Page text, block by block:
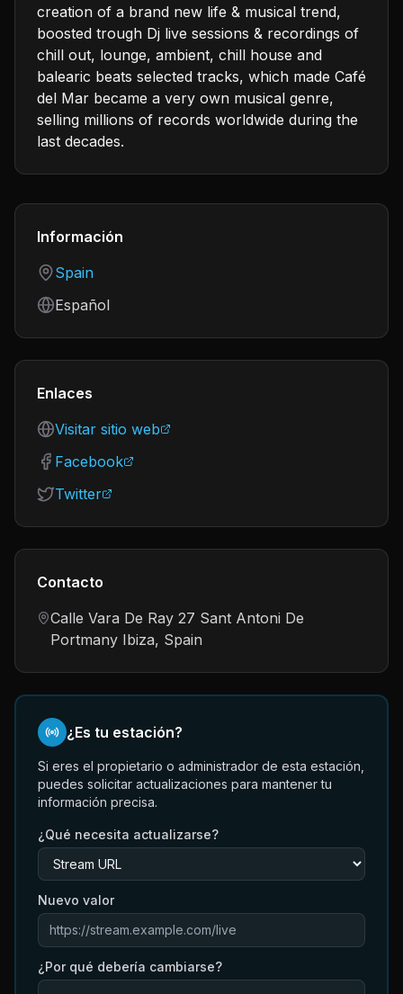
creation of a brand new life & musical trend,
boosted trough Dj live sessions & recordings of
chill out, lounge, ambient, chill house and
balearic beats selected tracks, which made Café
del Mar became a very own musical genre,
selling millions of records worldwide during the
last decades.
Información
Country
Spain
Language
Español
Enlaces
Visitar sitio web
Facebook
Twitter
Contacto
Calle Vara De Ray 27 Sant Antoni De
Portmany Ibiza, Spain
¿Es tu estación?
Si eres el propietario o administrador de esta estación,
puedes solicitar actualizaciones para mantener tu
información precisa.
¿Qué necesita actualizarse?
Nuevo valor
¿Por qué debería cambiarse?